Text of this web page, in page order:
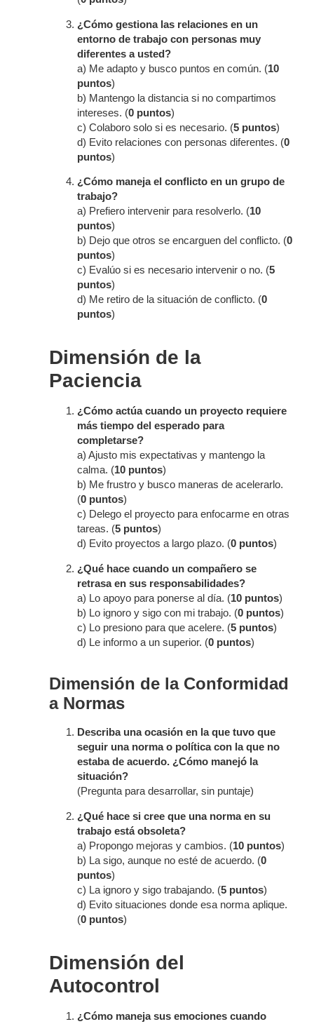
¿Cómo gestiona las relaciones en un
entorno de trabajo con personas muy
diferentes a usted?
a) Me adapto y busco puntos en común. (10
puntos)
b) Mantengo la distancia si no compartimos
intereses. (0 puntos)
c) Colaboro solo si es necesario. (5 puntos)
d) Evito relaciones con personas diferentes. (0
puntos)
¿Cómo maneja el conflicto en un grupo de
trabajo?
a) Prefiero intervenir para resolverlo. (10
puntos)
b) Dejo que otros se encarguen del conflicto. (0
puntos)
c) Evalúo si es necesario intervenir o no. (5
puntos)
d) Me retiro de la situación de conflicto. (0
puntos)
Dimensión de la
Paciencia
¿Cómo actúa cuando un proyecto requiere
más tiempo del esperado para
completarse?
a) Ajusto mis expectativas y mantengo la
calma. (10 puntos)
b) Me frustro y busco maneras de acelerarlo.
(0 puntos)
c) Delego el proyecto para enfocarme en otras
tareas. (5 puntos)
d) Evito proyectos a largo plazo. (0 puntos)
¿Qué hace cuando un compañero se
retrasa en sus responsabilidades?
a) Lo apoyo para ponerse al día. (10 puntos)
b) Lo ignoro y sigo con mi trabajo. (0 puntos)
c) Lo presiono para que acelere. (5 puntos)
d) Le informo a un superior. (0 puntos)
Dimensión de la Conformidad
a Normas
Describa una ocasión en la que tuvo que
seguir una norma o política con la que no
estaba de acuerdo. ¿Cómo manejó la
situación?
(Pregunta para desarrollar, sin puntaje)
¿Qué hace si cree que una norma en su
trabajo está obsoleta?
a) Propongo mejoras y cambios. (10 puntos)
b) La sigo, aunque no esté de acuerdo. (0
puntos)
c) La ignoro y sigo trabajando. (5 puntos)
d) Evito situaciones donde esa norma aplique.
(0 puntos)
Dimensión del
Autocontrol
¿Cómo maneja sus emociones cuando